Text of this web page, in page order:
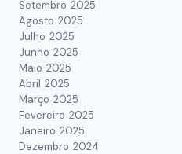
Setembro 2025
Agosto 2025
Julho 2025
Junho 2025
Maio 2025
Abril 2025
Março 2025
Fevereiro 2025
Janeiro 2025
Dezembro 2024